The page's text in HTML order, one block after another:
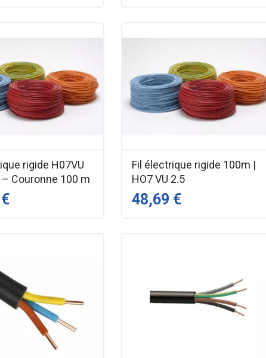
rigide H07VU
– Couronne 100 m
Fil électrique rigide 100m |
HO7 VU 2.5
48,69 €